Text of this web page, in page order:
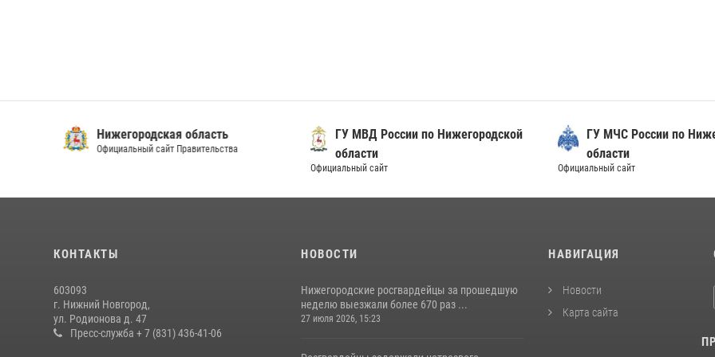
Нижегородская область
Официальный сайт Правительства
ГУ МВД России по Нижегородской
области
Официальный сайт
ГУ МЧС России по
области
Официальный сайт
КОНТАКТЫ
603093
г. Нижний Новгород,
ул. Родионова д. 47
Пресс-служба + 7 (831) 436-41-06
НОВОСТИ
Нижегородские росгвардейцы за прошедшую
неделю выезжали более 670 раз ...
27 июля 2026, 15:23
НАВИГАЦИЯ
Новости
Карта сайта